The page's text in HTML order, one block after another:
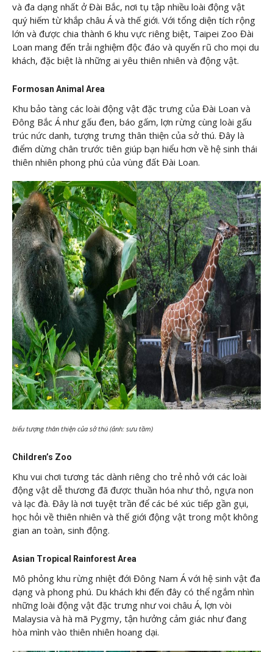
và đa dạng nhất ở Đài Bắc, nơi tụ tập nhiều loài động vật
quý hiếm từ khắp châu Á và thế giới. Với tổng diện tích rộng
lớn và được chia thành 6 khu vực riêng biệt, Taipei Zoo Đài
Loan mang đến trải nghiệm độc đáo và quyến rũ cho mọi du
khách, đặc biệt là những ai yêu thiên nhiên và động vật.
Formosan Animal Area
Khu bảo tàng các loài động vật đặc trưng của Đài Loan và
Đông Bắc Á như gấu đen, báo gấm, lợn rừng cùng loài gấu
trúc nức danh, tượng trưng thân thiện của sở thú. Đây là
điểm dừng chân trước tiên giúp bạn hiểu hơn về hệ sinh thái
thiên nhiên phong phú của vùng đất Đài Loan.
biểu tượng thân thiện của sở thú (ảnh: sưu tầm)
Children’s Zoo
Khu vui chơi tương tác dành riêng cho trẻ nhỏ với các loài
động vật dễ thương đã được thuần hóa như thỏ, ngựa non
và lạc đà. Đây là nơi tuyệt trần để các bé xúc tiếp gần gụi,
học hỏi về thiên nhiên và thế giới động vật trong một không
gian an toàn, sinh động.
Asian Tropical Rainforest Area
Mô phỏng khu rừng nhiệt đới Đông Nam Á với hệ sinh vật đa
dạng và phong phú. Du khách khi đến đây có thể ngắm nhìn
những loài động vật đặc trưng như voi châu Á, lợn vòi
Malaysia và hà mã Pygmy, tận hưởng cảm giác như đang
hòa mình vào thiên nhiên hoang dại.